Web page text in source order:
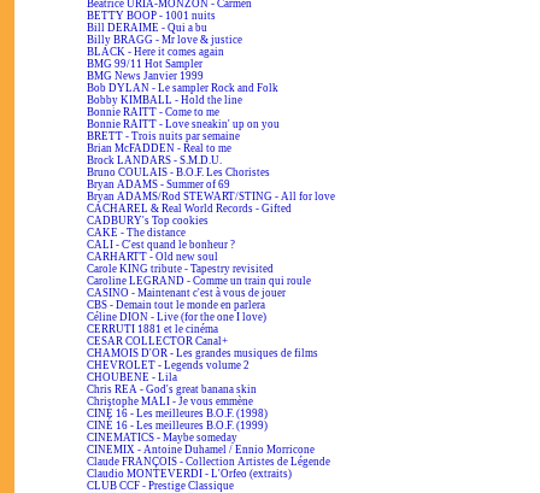
Béatrice URIA-MONZON - Carmen
BETTY BOOP - 1001 nuits
Bill DERAIME - Qui a bu
Billy BRAGG - Mr love & justice
BLACK - Here it comes again
BMG 99/11 Hot Sampler
BMG News Janvier 1999
Bob DYLAN - Le sampler Rock and Folk
Bobby KIMBALL - Hold the line
Bonnie RAITT - Come to me
Bonnie RAITT - Love sneakin' up on you
BRETT - Trois nuits par semaine
Brian McFADDEN - Real to me
Brock LANDARS - S.M.D.U.
Bruno COULAIS - B.O.F. Les Choristes
Bryan ADAMS - Summer of 69
Bryan ADAMS/Rod STEWART/STING - All for love
CACHAREL & Real World Records - Gifted
CADBURY's Top cookies
CAKE - The distance
CALI - C'est quand le bonheur ?
CARHARTT - Old new soul
Carole KING tribute - Tapestry revisited
Caroline LEGRAND - Comme un train qui roule
CASINO - Maintenant c'est à vous de jouer
CBS - Demain tout le monde en parlera
Céline DION - Live (for the one I love)
CERRUTI 1881 et le cinéma
CESAR COLLECTOR Canal+
CHAMOIS D'OR - Les grandes musiques de films
CHEVROLET - Legends volume 2
CHOUBENE - Lila
Chris REA - God's great banana skin
Christophe MALI - Je vous emmène
CINÉ 16 - Les meilleures B.O.F. (1998)
CINÉ 16 - Les meilleures B.O.F. (1999)
CINEMATICS - Maybe someday
CINEMIX - Antoine Duhamel / Ennio Morricone
Claude FRANÇOIS - Collection Artistes de Légende
Claudio MONTEVERDI - L'Orfeo (extraits)
CLUB CCF - Prestige Classique